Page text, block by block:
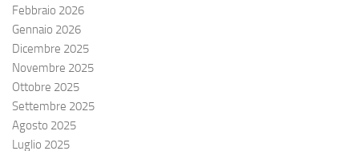
Febbraio 2026
Gennaio 2026
Dicembre 2025
Novembre 2025
Ottobre 2025
Settembre 2025
Agosto 2025
Luglio 2025